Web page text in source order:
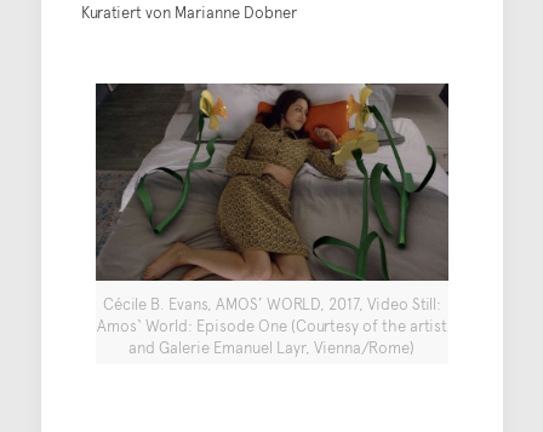
Kuratiert von Marianne Dobner
Cécile B. Evans, AMOS’ WORLD, 2017, Video Still:
Amos‘ World: Episode One (Courtesy of the artist
and Galerie Emanuel Layr, Vienna/Rome)